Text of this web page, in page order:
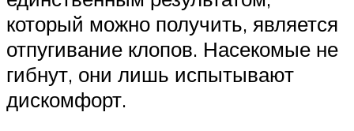
который можно получить, является
отпугивание клопов. Насекомые не
гибнут, они лишь испытывают
дискомфорт.